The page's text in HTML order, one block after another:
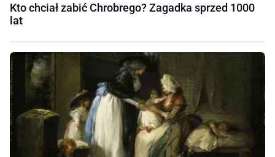
Kto chciał zabić Chrobrego? Zagadka sprzed 1000
lat